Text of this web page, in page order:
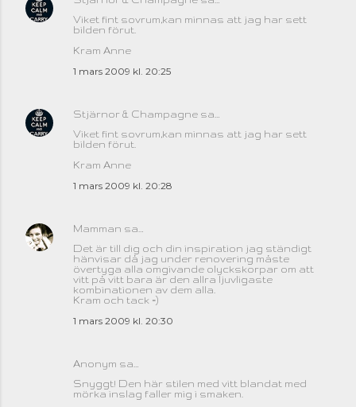
Viket fint sovrum,kan minnas att jag har sett
bilden förut.
Kram Anne
1 mars 2009 kl. 20:25
Stjärnor & Champagne sa…
Viket fint sovrum,kan minnas att jag har sett
bilden förut.
Kram Anne
1 mars 2009 kl. 20:28
Mamman sa…
Det är till dig och din inspiration jag ständigt
hänvisar då jag under renovering måste
övertyga alla omgivande olyckskorpar om att
vitt på vitt bara är den allra ljuvligaste
kombinationen av dem alla.
Kram och tack =)
1 mars 2009 kl. 20:30
Anonym sa…
Snyggt! Den här stilen med vitt blandat med
mörka inslag faller mig i smaken.